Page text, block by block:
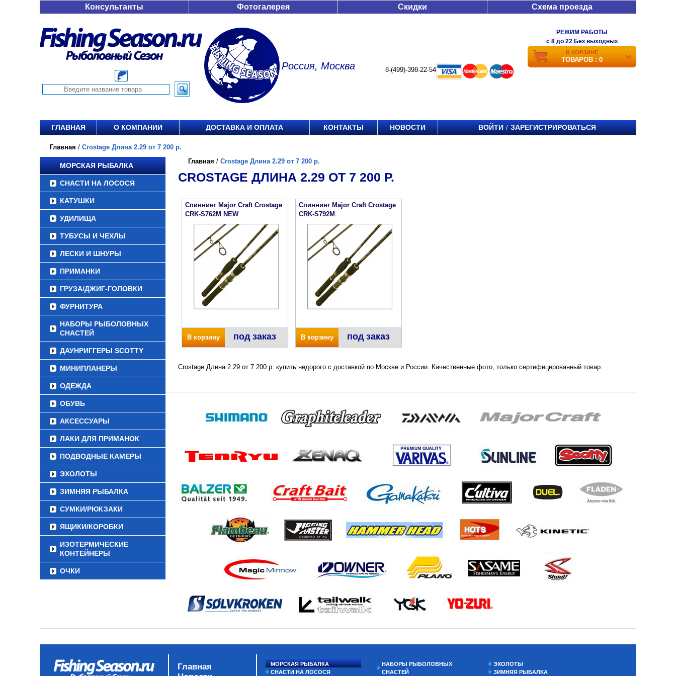
Консультанты Фотогалерея Скидки Схема проезда
Россия, Москва 8-(499)-398-22-54
РЕЖИМ РАБОТЫ
c 8 до 22 Без выходных
В КОРЗИНЕ
ТОВАРОВ : 0
ГЛАВНАЯ О КОМПАНИИ ДОСТАВКА И ОПЛАТА КОНТАКТЫ НОВОСТИ ВОЙТИ / ЗАРЕГИСТРИРОВАТЬСЯ
Главная / Crostage Длина 2.29 от 7 200 р.
МОРСКАЯ РЫБАЛКА
СНАСТИ НА ЛОСОСЯ
КАТУШКИ
УДИЛИЩА
ТУБУСЫ И ЧЕХЛЫ
ЛЕСКИ И ШНУРЫ
ПРИМАНКИ
ГРУЗА/ДЖИГ-ГОЛОВКИ
ФУРНИТУРА
НАБОРЫ РЫБОЛОВНЫХ
СНАСТЕЙ
ДАУНРИГГЕРЫ SCOTTY
МИНИПЛАНЕРЫ
ОДЕЖДА
ОБУВЬ
АКСЕССУАРЫ
ЛАКИ ДЛЯ ПРИМАНОК
ПОДВОДНЫЕ КАМЕРЫ
ЭХОЛОТЫ
ЗИМНЯЯ РЫБАЛКА
СУМКИ/РЮКЗАКИ
ЯЩИКИ/КОРОБКИ
ИЗОТЕРМИЧЕСКИЕ
КОНТЕЙНЕРЫ
ОЧКИ
Главная / Crostage Длина 2.29 от 7 200 р.
CROSTAGE ДЛИНА 2.29 ОТ 7 200 Р.
Спиннинг Major Craft Crostage
CRK-S762M NEW
В корзину под заказ
Спиннинг Major Craft Crostage
CRK-S792M
В корзину под заказ
Crostage Длина 2.29 от 7 200 р. купить недорого с доставкой по Москве и России. Качественные фото, только сертифицированный товар.
Главная
МОРСКАЯ РЫБАЛКА
СНАСТИ НА ЛОСОСЯ
НАБОРЫ РЫБОЛОВНЫХ
СНАСТЕЙ
ЭХОЛОТЫ
ЗИМНЯЯ РЫБАЛКА